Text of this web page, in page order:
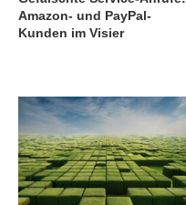
Amazon- und PayPal-
Kunden im Visier